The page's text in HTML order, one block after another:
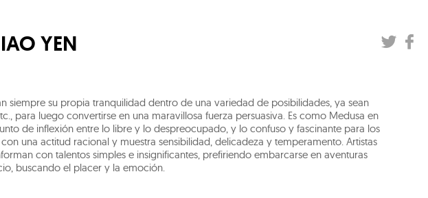
YEN
siempre su propia tranquilidad dentro de una variedad de posibilidades, ya sean
para luego convertirse en una maravillosa fuerza persuasiva. Es como Medusa en
de inflexión entre lo libre y lo despreocupado, y lo confuso y fascinante para los
una actitud racional y muestra sensibilidad, delicadeza y temperamento. Artistas
con talentos simples e insignificantes, prefiriendo embarcarse en aventuras
buscando el placer y la emoción.